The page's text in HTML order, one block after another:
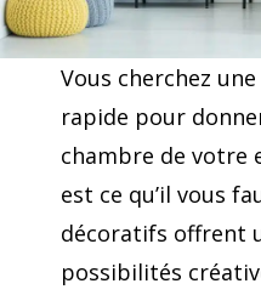
Vous cherchez
rapide pour
chambre de votre
est ce qu’il vous
décoratifs offrent
possibilités